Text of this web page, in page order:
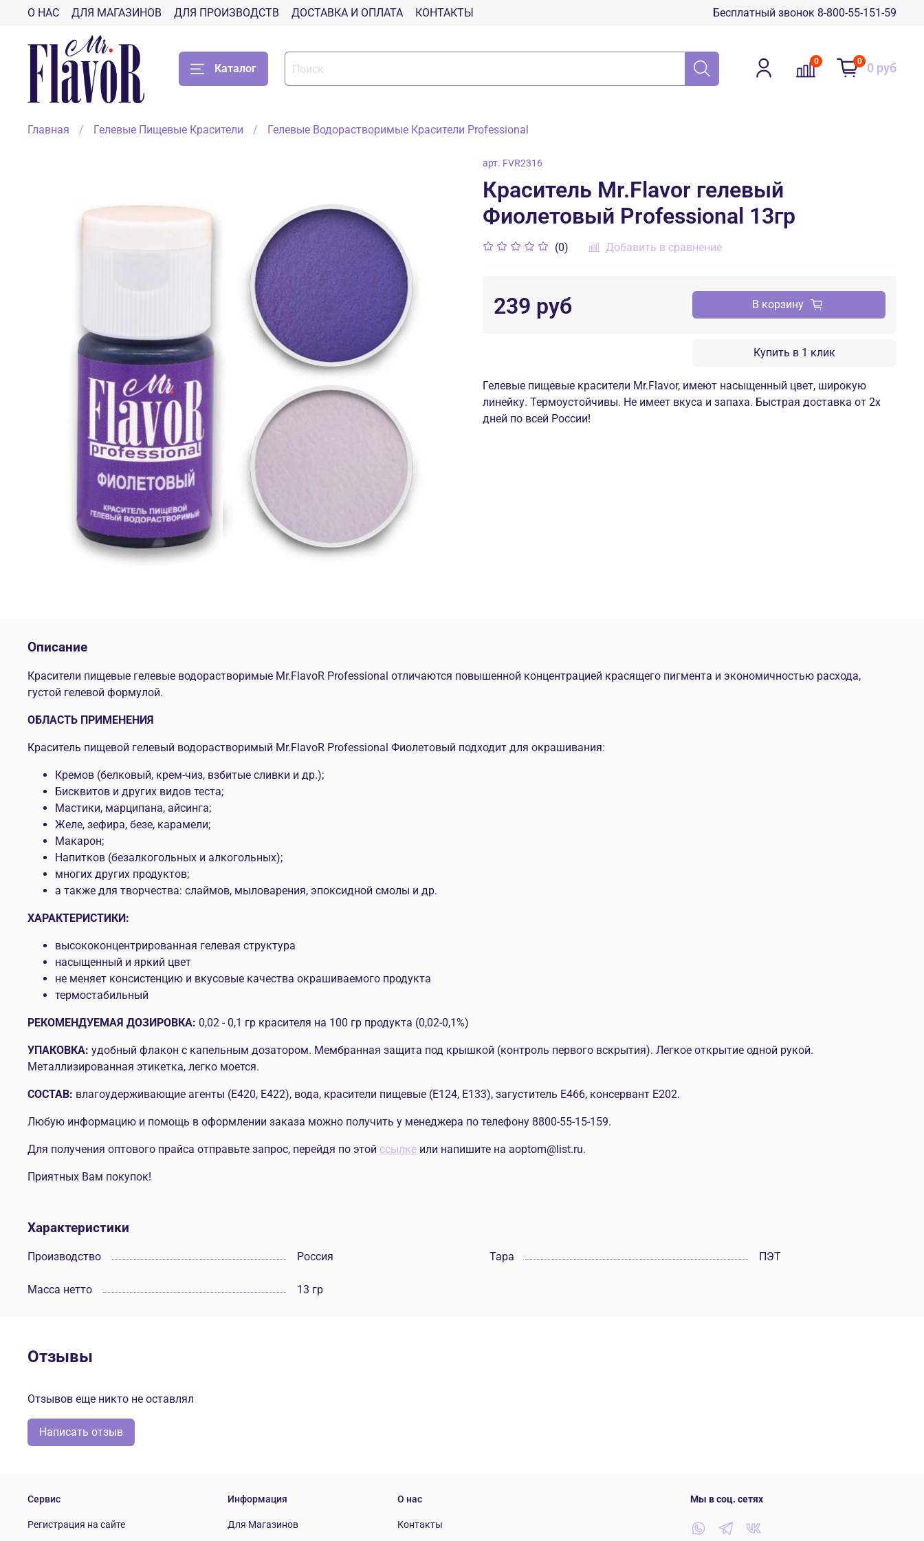
О НАС ДЛЯ МАГАЗИНОВ ДЛЯ ПРОИЗВОДСТВ ДОСТАВКА И ОПЛАТА КОНТАКТЫ Бесплатный звонок 8-800-55-151-59
Каталог
0 0 0 руб
Главная Гелевые Пищевые Красители Гелевые Водорастворимые Красители Professional
арт. FVR2316
Краситель Mr.Flavor гелевый
Фиолетовый Professional 13гр
(0) Добавить в сравнение
239 руб В корзину
Купить в 1 клик
Гелевые пищевые красители Mr.Flavor, имеют насыщенный цвет, широкую
линейку. Термоустойчивы. Не имеет вкуса и запаха. Быстрая доставка от 2х
дней по всей России!
Описание
Красители пищевые гелевые водорастворимые Mr.FlavoR Professional отличаются повышенной концентрацией красящего пигмента и экономичностью расхода,
густой гелевой формулой.
ОБЛАСТЬ ПРИМЕНЕНИЯ
Краситель пищевой гелевый водорастворимый Mr.FlavoR Professional Фиолетовый подходит для окрашивания:
Кремов (белковый, крем-чиз, взбитые сливки и др.);
Бисквитов и других видов теста;
Мастики, марципана, айсинга;
Желе, зефира, безе, карамели;
Макарон;
Напитков (безалкогольных и алкогольных);
многих других продуктов;
а также для творчества: слаймов, мыловарения, эпоксидной смолы и др.
ХАРАКТЕРИСТИКИ:
высококонцентрированная гелевая структура
насыщенный и яркий цвет
не меняет консистенцию и вкусовые качества окрашиваемого продукта
термостабильный
РЕКОМЕНДУЕМАЯ ДОЗИРОВКА: 0,02 - 0,1 гр красителя на 100 гр продукта (0,02-0,1%)
УПАКОВКА: удобный флакон с капельным дозатором. Мембранная защита под крышкой (контроль первого вскрытия). Легкое открытие одной рукой.
Металлизированная этикетка, легко моется.
СОСТАВ: влагоудерживающие агенты (Е420, Е422), вода, красители пищевые (Е124, Е133), загуститель Е466, консервант Е202.
Любую информацию и помощь в оформлении заказа можно получить у менеджера по телефону 8800-55-15-159.
Для получения оптового прайса отправьте запрос, перейдя по этой ссылке или напишите на aoptom@list.ru.
Приятных Вам покупок!
Характеристики
Производство Россия Тара ПЭТ
Масса нетто 13 гр
Отзывы
Отзывов еще никто не оставлял
Написать отзыв
Сервис
Регистрация на сайте
Информация
Для Магазинов
О нас
Контакты
Мы в соц. сетях